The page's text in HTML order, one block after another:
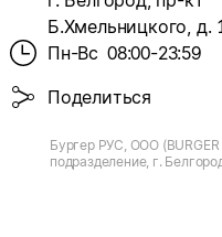
Б.Хмельницкого, д.
Пн-Вс 08:00-23:59
Поделиться
Бургер РУС, ООО (BURGER
подразделение, г.